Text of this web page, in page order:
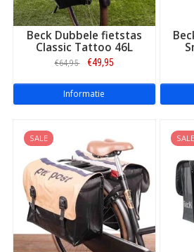
Beck Dubbele fietstas
Classic Tattoo 46L
€64,95 €49,95
Informatie
SALE SALE